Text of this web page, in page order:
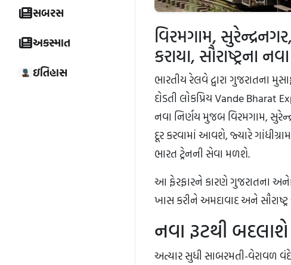
સબરસ
અકસ્માત
ઇતિહાસ
વિરમગામ,
કરાયા, સૌરાષ્ટ્રના
ભારતીય રેલવે દ્વારા ગુજરાતના
દોડતી લોકપ્રિય Vande Bharat
નવા નિર્ણય મુજબ વિરમગામ,
દૂર કરવામાં આવશે, જ્યારે
ભારત ટ્રેનની સેવા મળશે.
આ ફેરફારને કારણે ગુજરાતના
ખાસ કરીને અમદાવાદ અને
નવા રૂટથી બદલાશે
અત્યાર સુધી સાબરમતી-વેરાવળ